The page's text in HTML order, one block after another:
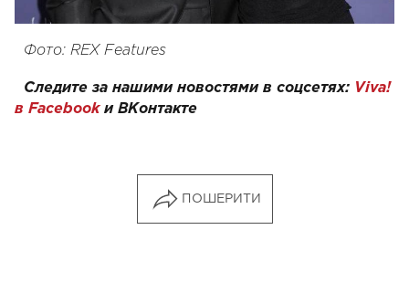
Фото: REX Features
Следите за нашими новостями в соцсетях: Viva!
в Facebookи ВКонтакте
ПОШЕРИТИ